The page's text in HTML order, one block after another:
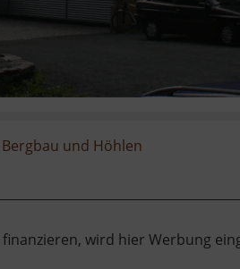
Bergbau und Höhlen
wird hier Werbung